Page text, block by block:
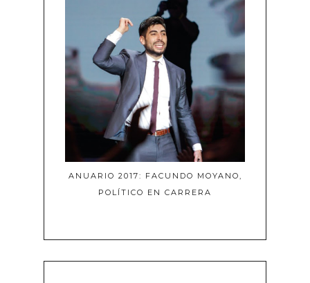
ANUARIO 2017: FACUNDO MOYANO,
POLÍTICO EN CARRERA